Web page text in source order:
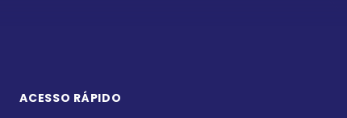
ACESSO RÁPIDO